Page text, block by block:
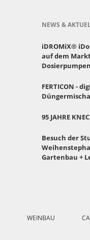
NEWS &
iDROMiX®
auf dem
FERTICON -
95 JAHRE
Besuch der
Gartenbau +
WEINBAU